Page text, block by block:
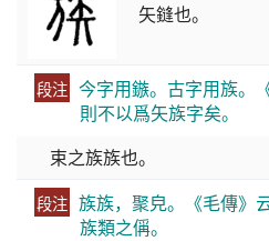
矢鏠也。
段注 今字用鏃。古字用族。
則不以爲矢族字矣。
束之族族也。
段注 族族，聚皃。《毛傳》
族類之偁。